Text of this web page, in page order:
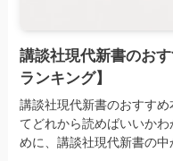
講談社現代新書のお
ランキング】
講談社現代新書のおすす
てどれから読めばいいか
めに、講談社現代新書の